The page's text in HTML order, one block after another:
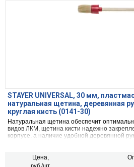
STAYER UNIVERSAL, 30 мм,
натуральная щетина, деревянная
круглая кисть (0141-30)
Натуральная щетина обеспечит
видов ЛКМ, щетина кисти надежно
корпусе, а наличие удобной деревянной
Цена,
руб./шт.